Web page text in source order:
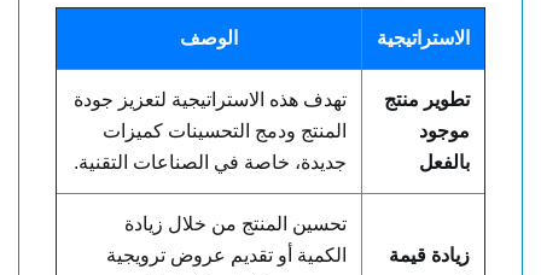
الاستراتيجية الوصف
تطوير منتج
موجود
بالفعل
تهدف هذه الاستراتيجية لتعزيز جودة
المنتج ودمج التحسينات كميزات
جديدة، خاصة في الصناعات التقنية.
زيادة قيمة
تحسين المنتج من خلال زيادة
الكمية أو تقديم عروض ترويجية